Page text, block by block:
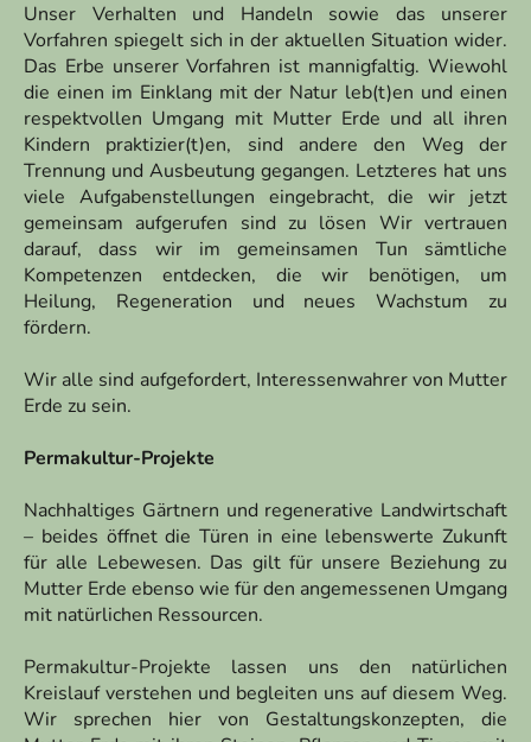
Unser Verhalten und Handeln sowie das unserer
Vorfahren spiegelt sich in der aktuellen Situation wider.
Das Erbe unserer Vorfahren ist mannigfaltig. Wiewohl
die einen im Einklang mit der Natur leb(t)en und einen
respektvollen Umgang mit Mutter Erde und all ihren
Kindern praktizier(t)en, sind andere den Weg der
Trennung und Ausbeutung gegangen. Letzteres hat uns
viele Aufgabenstellungen eingebracht,die wir jetzt
gemeinsam aufgerufen sind zu lösen Wir vertrauen
darauf, dass wir im gemeinsamen Tun sämtliche
Kompetenzen entdecken, die wir benötigen, um
Heilung, Regeneration und neues Wachstum zu
fördern.
Wir alle sind aufgefordert, Interessenwahrer von Mutter
Erde zu sein.
Permakultur-Projekte
Nachhaltiges Gärtnern und regenerative Landwirtschaft
– beides öffnet die Türen in eine lebenswerte Zukunft
für alle Lebewesen. Das gilt für unsere Beziehung zu
Mutter Erde ebenso wie für den angemessenen Umgang
mit natürlichen Ressourcen.
Permakultur-Projekte lassen uns den natürlichen
Kreislauf verstehen und begleiten uns auf diesem Weg.
Wir sprechen hier von Gestaltungskonzepten, die